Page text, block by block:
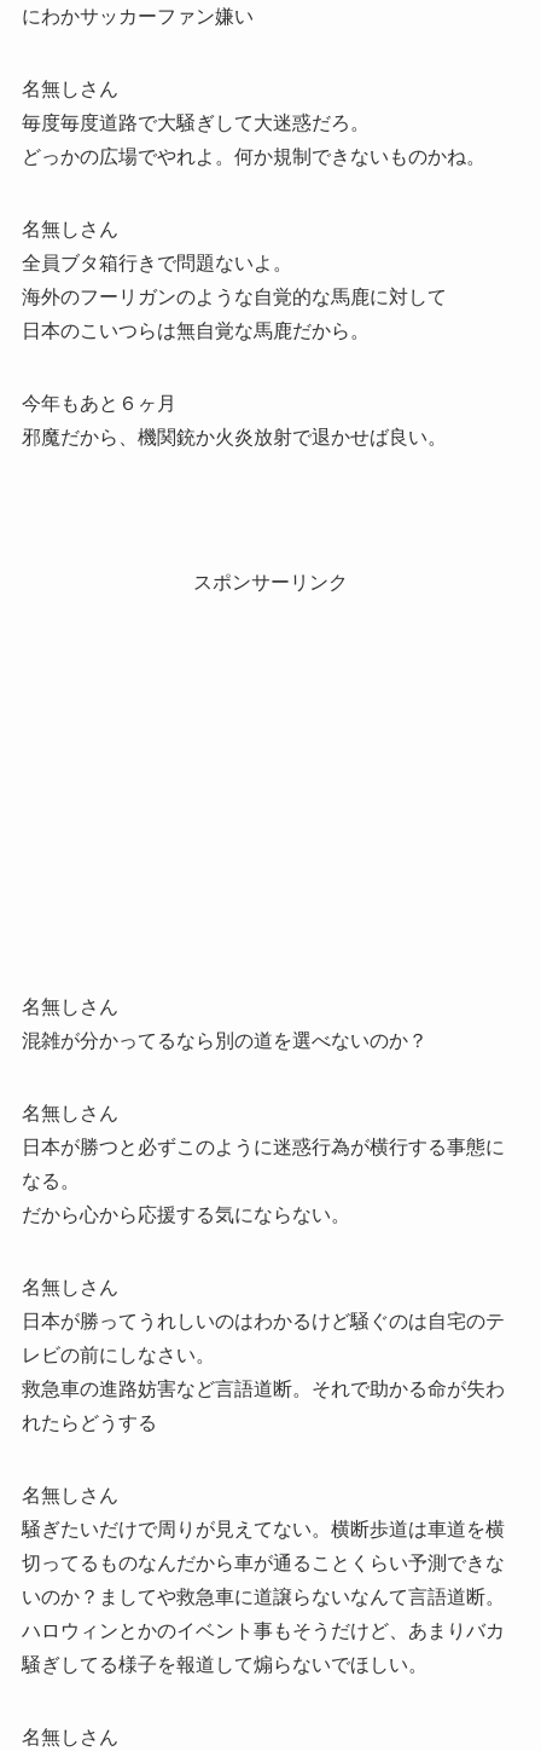
にわかサッカーファン嫌い
名無しさん
毎度毎度道路で大騒ぎして大迷惑だろ。
どっかの広場でやれよ。何か規制できないものかね。
名無しさん
全員ブタ箱行きで問題ないよ。
海外のフーリガンのような自覚的な馬鹿に対して
日本のこいつらは無自覚な馬鹿だから。
今年もあと６ヶ月
邪魔だから、機関銃か火炎放射で退かせば良い。
スポンサーリンク
名無しさん
混雑が分かってるなら別の道を選べないのか？
名無しさん
日本が勝つと必ずこのように迷惑行為が横行する事態に
なる。
だから心から応援する気にならない。
名無しさん
日本が勝ってうれしいのはわかるけど騒ぐのは自宅のテ
レビの前にしなさい。
救急車の進路妨害など言語道断。それで助かる命が失わ
れたらどうする
名無しさん
騒ぎたいだけで周りが見えてない。横断歩道は車道を横
切ってるものなんだから車が通ることくらい予測できな
いのか？ましてや救急車に道譲らないなんて言語道断。
ハロウィンとかのイベント事もそうだけど、あまりバカ
騒ぎしてる様子を報道して煽らないでほしい。
名無しさん